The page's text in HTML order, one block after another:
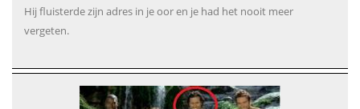
Hij fluisterde zijn adres in je oor en je had het nooit meer
vergeten.